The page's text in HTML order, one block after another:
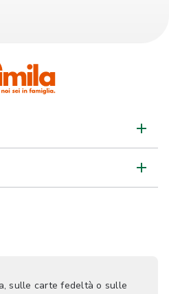
sulle carte fedeltà o sulle